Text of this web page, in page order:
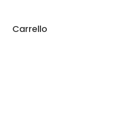
Carrello